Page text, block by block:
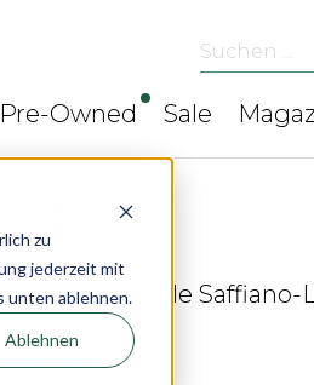
zu
jederzeit mit
unten ablehnen.
Ablehnen
Suchen ...
Pre-Owned Sale
Uhrenrolle Saffiano-
WRO5-ALTH